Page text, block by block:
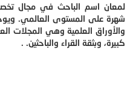
لمعان اسم الباحث في مجال
شهرة على المستوى العالمي.
والأوراق العلمية وهي المجلات
كبيرة، وبثقة القراء والباحثين. .